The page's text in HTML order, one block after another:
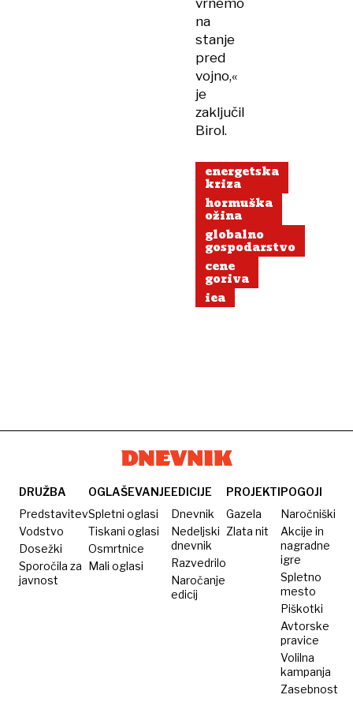
vrnemo
na
stanje
pred
vojno,«
je
zaključil
Birol.
energetska
kriza
hormuška
ožina
globalno
gospodarstvo
cene
goriva
iea
DRUŽBA
Predstavitev
Vodstvo
Dosežki
Sporočila za
javnost
OGLAŠEVANJE
Spletni oglasi
Tiskani oglasi
Osmrtnice
Mali oglasi
EDICIJE
Dnevnik
Nedeljski
dnevnik
Razvedrilo
Naročanje
edicij
PROJEKTI
Gazela
Zlata nit
POGOJI
Naročniški
Akcije in
nagradne
igre
Spletno
mesto
Piškotki
Avtorske
pravice
Volilna
kampanja
Zasebnost